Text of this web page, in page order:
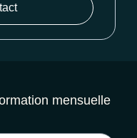
mensuelle